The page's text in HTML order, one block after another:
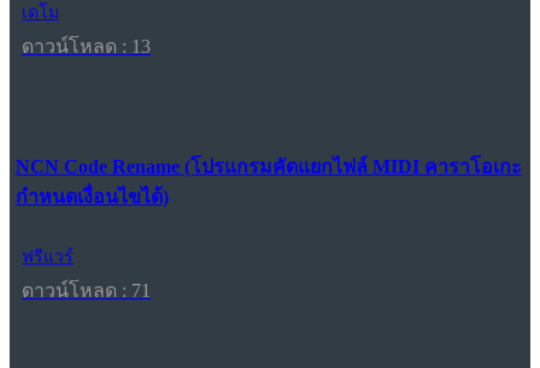
เดโม
ดาวน์โหลด : 13
NCN Code Rename (โปรแกรมคัดแยกไฟล์ MIDI คาราโอเกะ
กำหนดเงื่อนไขได้)
ฟรีแวร์
ดาวน์โหลด : 71